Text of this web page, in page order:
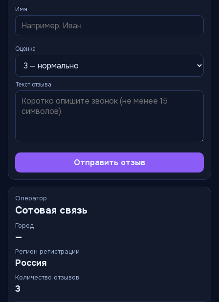
Имя
Оценка
Текст отзыва
Отправить отзыв
Оператор
Сотовая связь
Город
—
Регион регистрации
Россия
Количество отзывов
3